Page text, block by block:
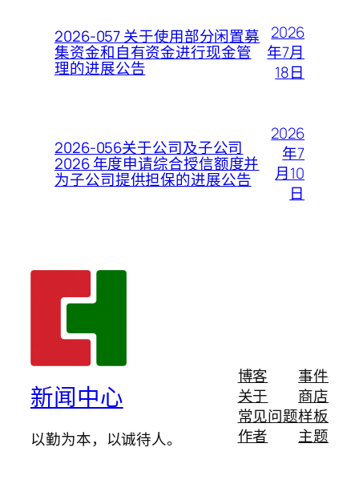
2026-057 关于使用部分闲置募
集资金和自有资金进行现金管
理的进展公告
2026
年7月
18日
2026-056关于公司及子公司
2026 年度申请综合授信额度并
为子公司提供担保的进展公告
2026
年7
月10
日
新闻中心
以勤为本，以诚待人。
博客
关于
常见问题
作者
事件
商店
样板
主题